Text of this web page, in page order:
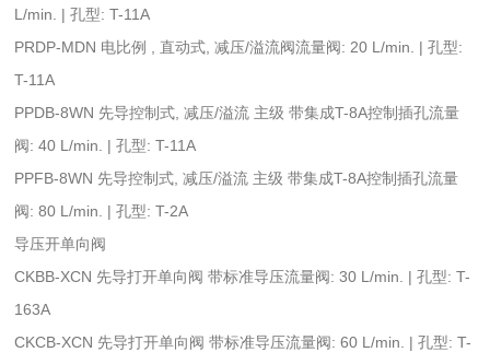
L/min. | 孔型: T-11A
PRDP-MDN 电比例 , 直动式, 减压/溢流阀流量阀: 20 L/min. | 孔型:
T-11A
PPDB-8WN 先导控制式, 减压/溢流 主级 带集成T-8A控制插孔流量
阀: 40 L/min. | 孔型: T-11A
PPFB-8WN 先导控制式, 减压/溢流 主级 带集成T-8A控制插孔流量
阀: 80 L/min. | 孔型: T-2A
导压开单向阀
CKBB-XCN 先导打开单向阀 带标准导压流量阀: 30 L/min. | 孔型: T-
163A
CKCB-XCN 先导打开单向阀 带标准导压流量阀: 60 L/min. | 孔型: T-